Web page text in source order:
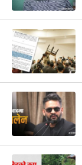
४
बुध कार्तिक ४,
५
बिहि कार्तिक ५,
२२
आइत
कुकुर
कार्तिक
२३ गाई पूजा
कार्तिक